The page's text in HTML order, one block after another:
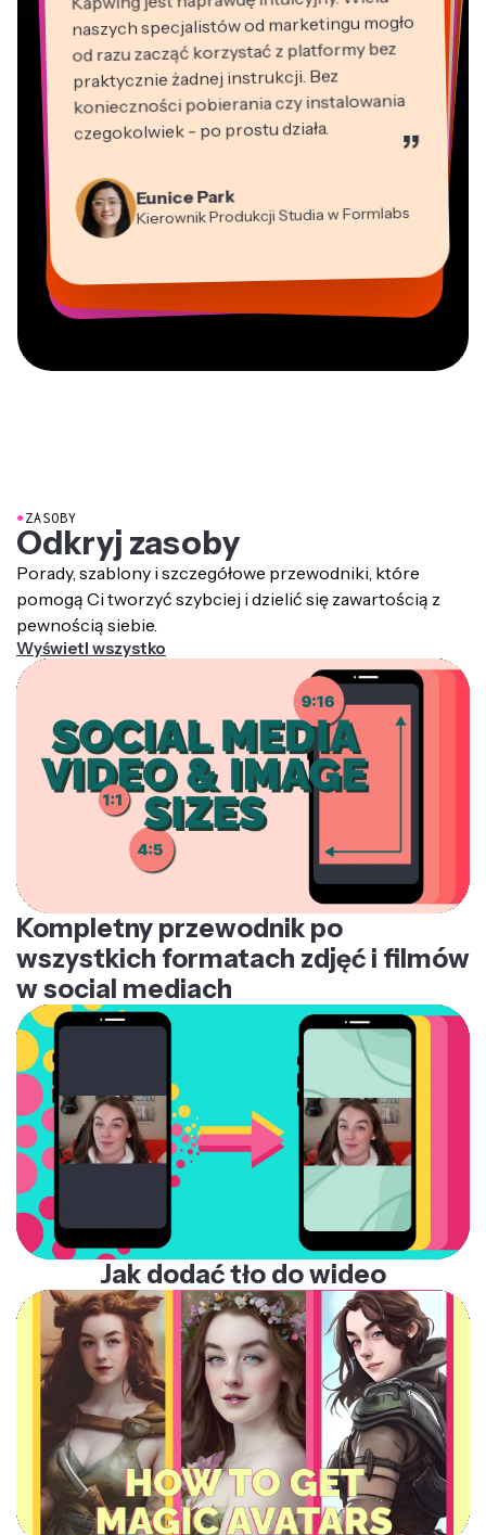
naszych specjalistów od marketingu mogło
od razu zacząć korzystać z platformy bez
praktycznie żadnej instrukcji. Bez
konieczności pobierania czy instalowania
czegokolwiek - po prostu działa. ”
Eunice Park
Kierownik Produkcji Studia w Formlabs
AuthentIQMarketing.com
Panos Papagapiou
Wspólnik zarządzający w EPATHLON
Kerry-lee Farla
Gracie Peng
Martin James
Heidi Rae
Edukacja
Konsultant
Dina Segovia
●ZASOBY
Odkryj zasoby
Porady, szablony i szczegółowe przewodniki, które
pomogą Ci tworzyć szybciej i dzielić się zawartością z
pewnością siebie.
Wyświetl wszystko
Kompletny przewodnik po
wszystkich formatach zdjęć i filmów
w social mediach
Jak dodać tło do wideo